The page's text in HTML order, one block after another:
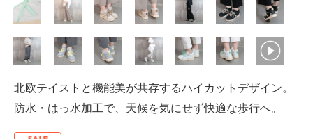
北欧テイストと機能美が共存するハイカットデザイン。
防水・はっ水加工で、天候を気にせず快適な歩行へ。